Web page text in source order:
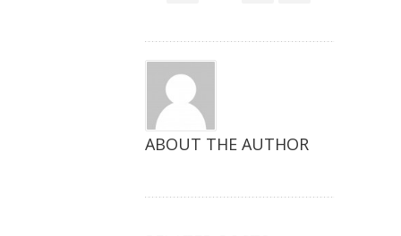
ABOUT THE AUTHOR